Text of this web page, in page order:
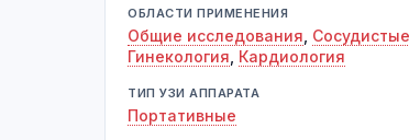
ОБЛАСТИ ПРИМЕНЕНИЯ
Общие исследования
Гинекология Кардиология
ТИП УЗИ АППАРАТА
Портативные